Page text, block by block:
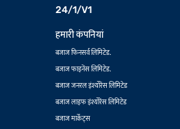
24/1/V1
हमारी कंपनियां
बजाज फिनसर्व लिमिटेड.
बजाज फाइनेंस लिमिटेड.
बजाज जनरल इंश्योरेंस लिमिटेड
बजाज लाइफ इंश्योरेंस लिमिटेड
बजाज मार्केट्स